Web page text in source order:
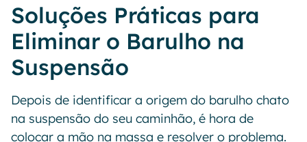
Soluções Práticas para
Eliminar o Barulho na
Suspensão
Depois de identificar a origem do barulho chato
na suspensão do seu caminhão, é hora de
colocar a mão na massa e resolver o problema.